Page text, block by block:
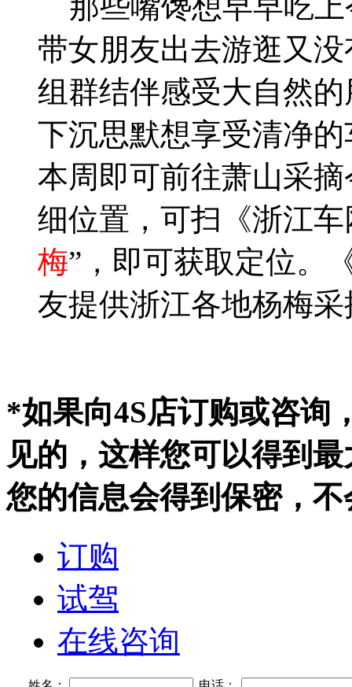
那些嘴馋想早早吃上
带女朋友出去游逛又
组群结伴感受大自然
下沉思默想享受清净
本周即可前往萧山采
细位置，可扫《浙江
梅”，即可获取定位。
友提供浙江各地杨梅
*如果向4S店订购或咨询
见的，这样您可以得到
您的信息会得到保密，
订购
试驾
在线咨询